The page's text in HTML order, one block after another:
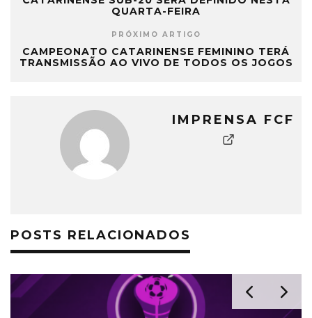
QUARTA-FEIRA
PRÓXIMO ARTIGO
CAMPEONATO CATARINENSE FEMININO TERÁ
TRANSMISSÃO AO VIVO DE TODOS OS JOGOS
IMPRENSA FCF
POSTS RELACIONADOS